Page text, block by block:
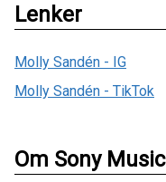
Lenker
Molly Sandén - IG
Molly Sandén - TikTok
Om Sony Music